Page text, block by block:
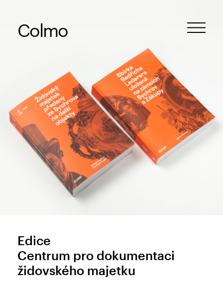
Colmo
Edice
Centrum pro dokumentaci
židovského majetku